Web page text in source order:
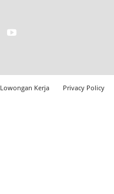
Lowongan Kerja Privacy Policy